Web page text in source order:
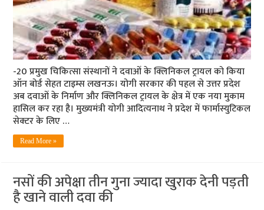
-20 प्रमुख चिकित्सा संस्थानों ने दवाओं के क्लिनिकल ट्रायल को किया
ऑन बोर्ड सेहत टाइम्स लखनऊ। योगी सरकार की पहल से उत्तर प्रदेश
अब दवाओं के निर्माण और क्लिनिकल ट्रायल के क्षेत्र में एक नया मुकाम
हासिल कर रहा है। मुख्यमंत्री योगी आदित्यनाथ ने प्रदेश में फार्मास्युटिकल
सेक्टर के लिए …
Read More »
नसों की अपेक्षा तीन गुना ज्यादा खुराक देनी पड़ती
है खाने वाली दवा की